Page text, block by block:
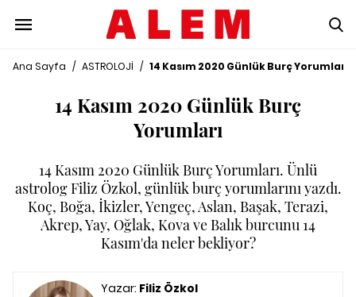
Ana Sayfa / ASTROLOJİ / 14 Kasım 2020 Günlük Burç Yorumları
14 Kasım 2020 Günlük Burç
Yorumları
14 Kasım 2020 Günlük Burç Yorumları. Ünlü
astrolog Filiz Özkol, günlük burç yorumlarını yazdı.
Koç, Boğa, İkizler, Yengeç, Aslan, Başak, Terazi,
Akrep, Yay, Oğlak, Kova ve Balık burcunu 14
Kasım'da neler bekliyor?
Yazar: Filiz Özkol